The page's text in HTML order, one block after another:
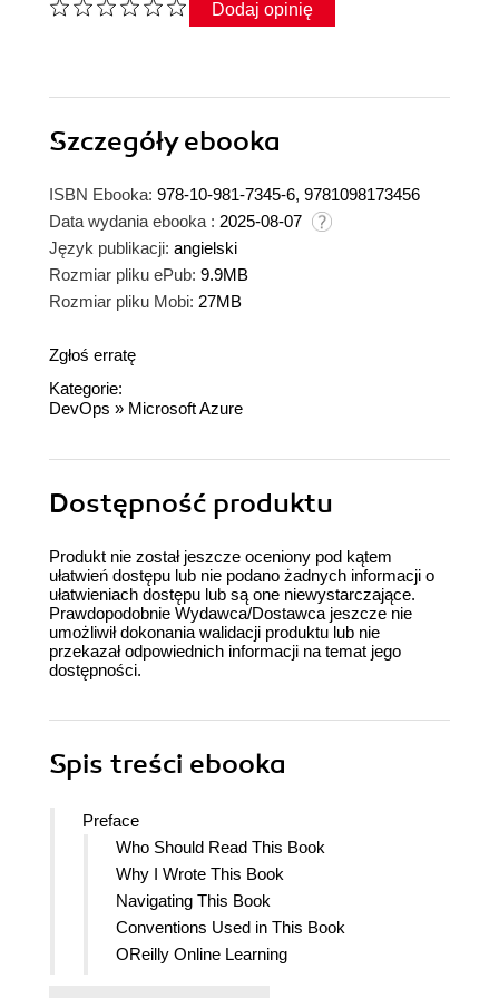
Dodaj opinię
Szczegółyebooka
ISBN Ebooka: 978-10-981-7345-6, 9781098173456
Data wydania ebooka : 2025-08-07
Język publikacji: angielski
Rozmiar pliku ePub: 9.9MB
Rozmiar pliku Mobi: 27MB
Zgłoś erratę
Kategorie:
DevOps » Microsoft Azure
Dostępność produktu
Produkt nie został jeszcze oceniony pod kątem
ułatwień dostępu lub nie podano żadnych informacji o
ułatwieniach dostępu lub są one niewystarczające.
Prawdopodobnie Wydawca/Dostawca jeszcze nie
umożliwił dokonania walidacji produktu lub nie
przekazał odpowiednich informacji na temat jego
dostępności.
Spis treści ebooka
Preface
Who Should Read This Book
Why I Wrote This Book
Navigating This Book
Conventions Used in This Book
OReilly Online Learning